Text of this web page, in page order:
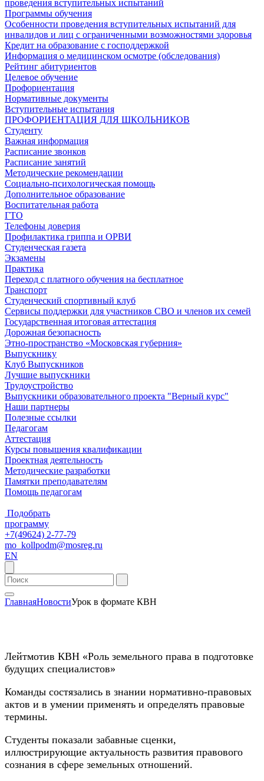
проведения вступительных испытаний
Программы обучения
Особенности проведения вступительных испытаний для
инвалидов и лиц с ограниченными возможностями здоровья
Кредит на образование с господдержкой
Информация о медицинском осмотре (обследования)
Рейтинг абитуриентов
Целевое обучение
Профориентация
Нормативные документы
Вступительные испытания
ПРОФОРИЕНТАЦИЯ ДЛЯ ШКОЛЬНИКОВ
Студенту
Важная информация
Расписание звонков
Расписание занятий
Методические рекомендации
Социально-психологическая помощь
Дополнительное образование
Воспитательная работа
ГТО
Телефоны доверия
Профилактика гриппа и ОРВИ
Cтуденческая газета
Экзамены
Практика
Переход с платного обучения на бесплатное
Транспорт
Студенческий спортивный клуб
Сервисы поддержки для участников СВО и членов их семей
Государственная итоговая аттестация
Дорожная безопасность
Этно-пространство «Московская губерния»
Выпускнику
Клуб Выпускников
Лучшие выпускники
Трудоустройство
Выпускники образовательного проекта "Верный курс"
Наши партнеры
Полезные ссылки
Педагогам
Аттестация
Курсы повышения квалификации
Проектная деятельность
Методические разработки
Памятки преподавателям
Помощь педагогам
Подобрать
программу
+7(49624) 2-77-79
mo_kollpodm@mosreg.ru
EN
ГлавнаяНовостиУрок в формате КВН
Лейтмотив КВН «Роль земельного права в подготовке
будущих специалистов»
Команды состязались в знании нормативно-правовых
актов и в умении применять и определять правовые
термины.
Студенты показали забавные сценки,
иллюстрирующие актуальность развития правового
сознания в сфере земельных отношений.